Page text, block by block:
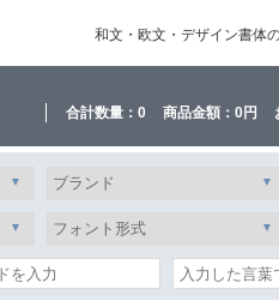
和文・欧文・デザイン書体
合計数量： 0 商品金額： 0円